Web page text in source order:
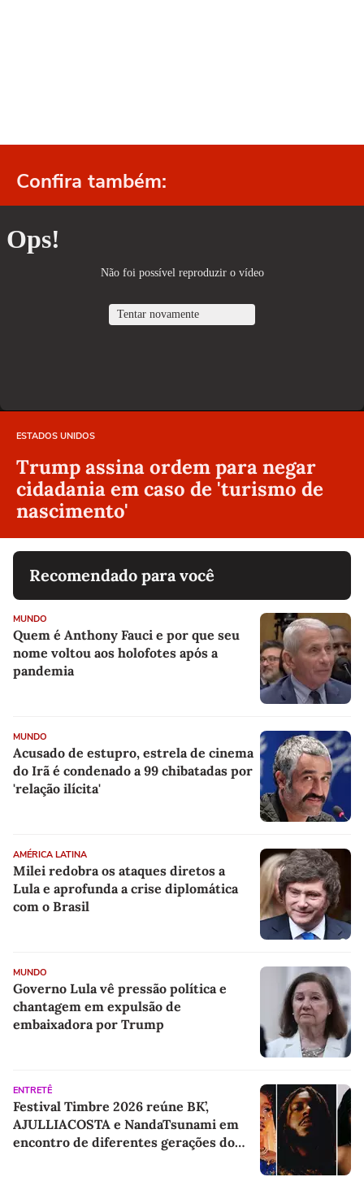
Confira também:
ESTADOS UNIDOS
Trump assina ordem para negar
cidadania em caso de 'turismo de
nascimento'
Recomendado para você
MUNDO
Quem é Anthony Fauci e por que seu
nome voltou aos holofotes após a
pandemia
MUNDO
Acusado de estupro, estrela de cinema
do Irã é condenado a 99 chibatadas por
'relação ilícita'
AMÉRICA LATINA
Milei redobra os ataques diretos a
Lula e aprofunda a crise diplomática
com o Brasil
MUNDO
Governo Lula vê pressão política e
chantagem em expulsão de
embaixadora por Trump
ENTRETÊ
Festival Timbre 2026 reúne BK’,
AJULLIACOSTA e NandaTsunami em
encontro de diferentes gerações do